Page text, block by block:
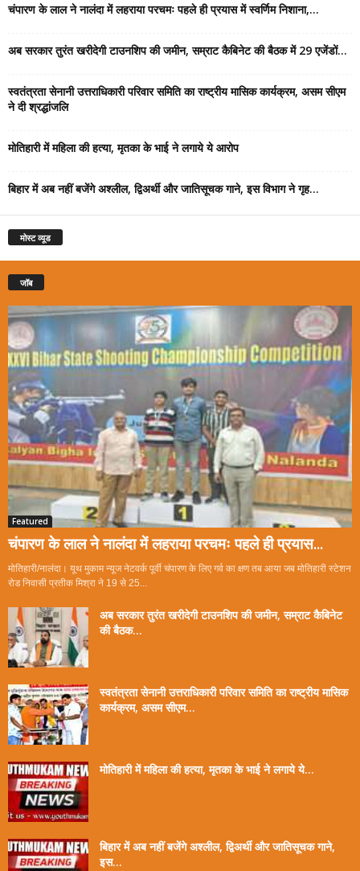
चंपारण के लाल ने नालंदा में लहराया परचमः पहले ही प्रयास में स्वर्णिम निशाना,...
अब सरकार तुरंत खरीदेगी टाउनशिप की जमीन, सम्राट कैबिनेट की बैठक में 29 एजेंडों...
स्वतंत्रता सेनानी उत्तराधिकारी परिवार समिति का राष्ट्रीय मासिक कार्यक्रम, असम सीएम
ने दी श्रद्धांजलि
मोतिहारी में महिला की हत्या, मृतका के भाई ने लगाये ये आरोप
बिहार में अब नहीं बजेंगे अश्लील, द्विअर्थी और जातिसूचक गाने, इस विभाग ने गृह...
मोस्ट व्यूड
जॉब
Featured
चंपारण के लाल ने नालंदा में लहराया परचमः पहले ही प्रयास...
मोतिहारी/नालंदा। यूथ मुकाम न्यूज नेटवर्क पूर्वी चंपारण के लिए गर्व का क्षण तब आया जब मोतिहारी स्टेशन
रोड निवासी प्रतीक मिश्रा ने 19 से 25...
अब सरकार तुरंत खरीदेगी टाउनशिप की जमीन, सम्राट कैबिनेट
की बैठक...
स्वतंत्रता सेनानी उत्तराधिकारी परिवार समिति का राष्ट्रीय मासिक
कार्यक्रम, असम सीएम...
मोतिहारी में महिला की हत्या, मृतका के भाई ने लगाये ये...
बिहार में अब नहीं बजेंगे अश्लील, द्विअर्थी और जातिसूचक गाने,
इस...